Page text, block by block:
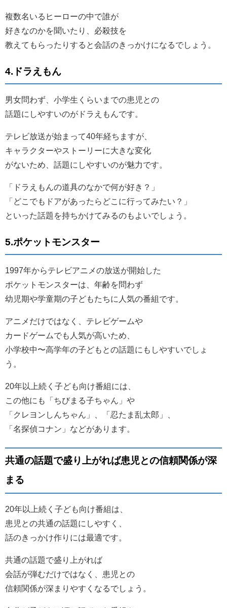
複数名いるヒーローの中で誰が
好きなのかを聞いたり、必殺技を
教えてもらったりすると会話のきっかけになるでしょう。
4.ドラえもん
男女問わず、小学生くらいまでの患児との
話題にしやすいのがドラえもんです。
テレビ放送が始まって40年経ちますが、
キャラクターやストーリーに大きな変化
がないため、話題にしやすいのが魅力です。
「ドラえもんの道具のなかで何が好き？」
「どこでもドアがあったらどこに行ってみたい？」
といった話題を持ちかけてみるのもよいでしょう。
5.ポケットモンスター
1997年からテレビアニメの放送が開始した
ポケットモンスターは、年齢を問わず
幼児期や学童期の子どもたちに人気の番組です。
アニメだけではなく、テレビゲームや
カードゲームでも人気が高いため、
小学校中〜高学年の子どもとの話題にもしやすいでしょ
う。
20年以上続く子ども向け番組には、
この他にも「ちびまる子ちゃん」や
「クレヨンしんちゃん」、「忍たま乱太郎」、
「名探偵コナン」などがあります。
共通の話題で盛り上がれば患児との信頼関係が深
まる
20年以上続く子ども向け番組は、
患児との共通の話題にしやすく、
話のきっかけ作りには最適です。
共通の話題で盛り上がれば
会話が弾むだけではなく、患児との
信頼関係が深まりやすくなるでしょう。